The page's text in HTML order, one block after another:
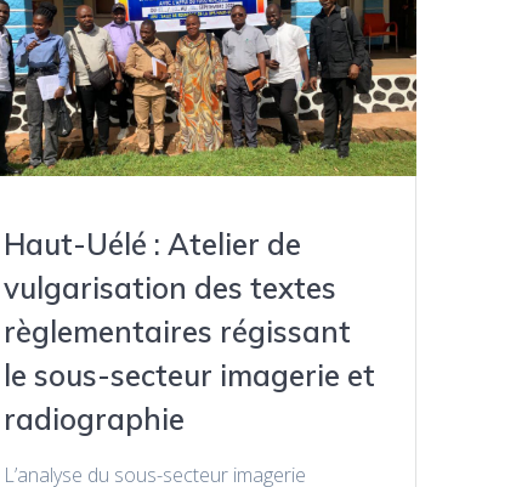
Haut-Uélé : Atelier de
vulgarisation des textes
règlementaires régissant
le sous-secteur imagerie et
radiographie
L’analyse du sous-secteur imagerie